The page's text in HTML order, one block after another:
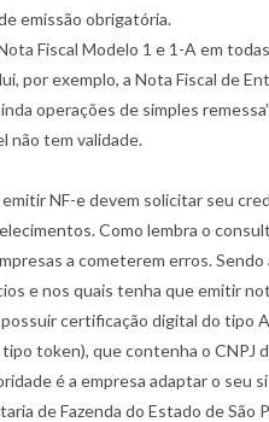
emissão obrigatória.
Fiscal Modelo 1 e 1-A em
por exemplo, a Nota Fiscal de
operações de simples
não tem validade.
NF-e devem solicitar seu
Como lembra o
a cometerem erros.
e nos quais tenha que emitir
certificação digital do tipo
token), que contenha o
é a empresa adaptar o seu
de Fazenda do Estado de